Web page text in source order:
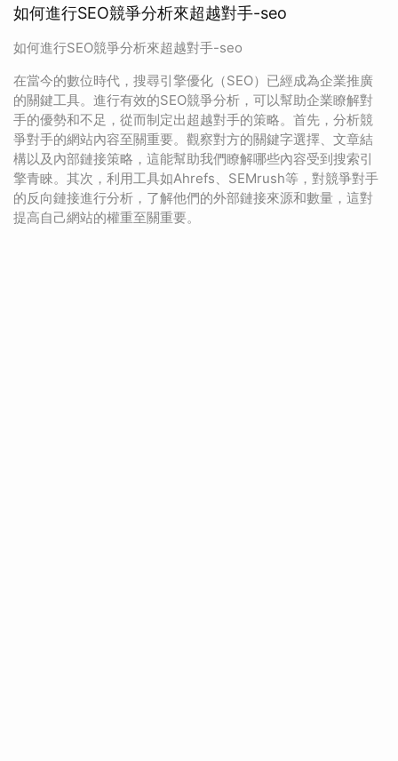
如何進行SEO競爭分析來超越對手-seo
如何進行SEO競爭分析來超越對手-seo
在當今的數位時代，搜尋引擎優化（SEO）已經成為企業推廣
的關鍵工具。進行有效的SEO競爭分析，可以幫助企業瞭解對
手的優勢和不足，從而制定出超越對手的策略。首先，分析競
爭對手的網站內容至關重要。觀察對方的關鍵字選擇、文章結
構以及內部鏈接策略，這能幫助我們瞭解哪些內容受到搜索引
擎青睞。其次，利用工具如Ahrefs、SEMrush等，對競爭對手
的反向鏈接進行分析，了解他們的外部鏈接來源和數量，這對
提高自己網站的權重至關重要。